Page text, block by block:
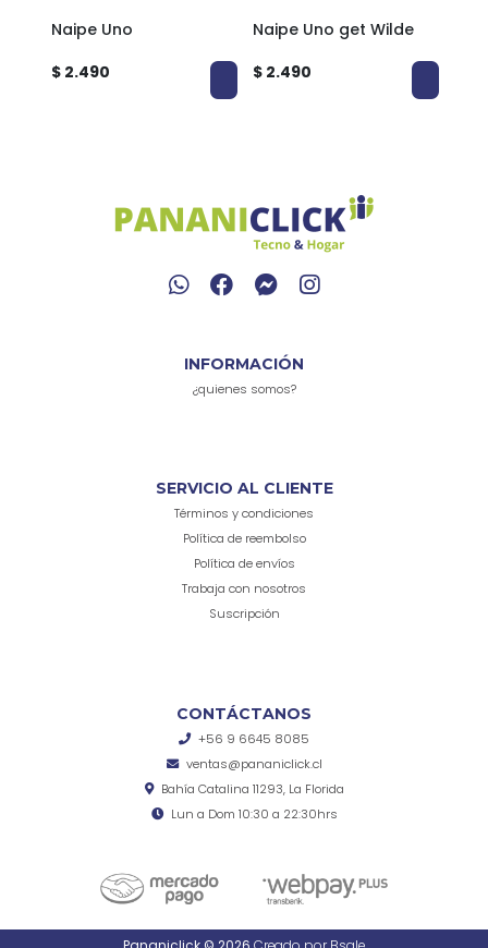
Naipe Uno
$ 2.490
Naipe Uno get Wilde
$ 2.490
INFORMACIÓN
¿quienes somos?
SERVICIO AL CLIENTE
Términos y condiciones
Política de reembolso
Política de envíos
Trabaja con nosotros
Suscripción
CONTÁCTANOS
+56 9 6645 8085
ventas@pananiclick.cl
Bahía Catalina 11293, La Florida
Lun a Dom 10:30 a 22:30hrs